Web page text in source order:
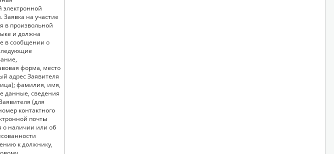
в произвольной
и должна
в сообщении о
форма, место
адрес Заявителя
имя,
данные, сведения
(для
почты
к должнику,